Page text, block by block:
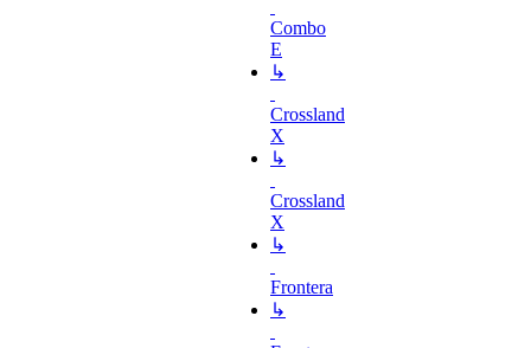
Combo
E
↳
Crossland
X
↳
Crossland
X
↳
Frontera
↳